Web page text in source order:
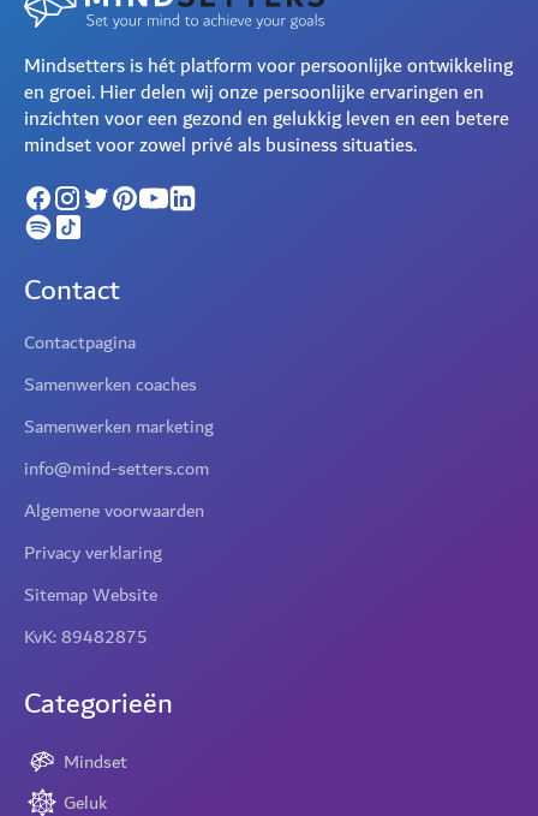
Mindsetters is hét platform voor persoonlijke ontwikkeling
en groei. Hier delen wij onze persoonlijke ervaringen en
inzichten voor een gezond en gelukkig leven en een betere
mindset voor zowel privé als business situaties.
Contact
Contactpagina
Samenwerken coaches
Samenwerken marketing
info@mind-setters.com
Algemene voorwaarden
Privacy verklaring
Sitemap Website
KvK: 89482875
Categorieën
Mindset
Geluk